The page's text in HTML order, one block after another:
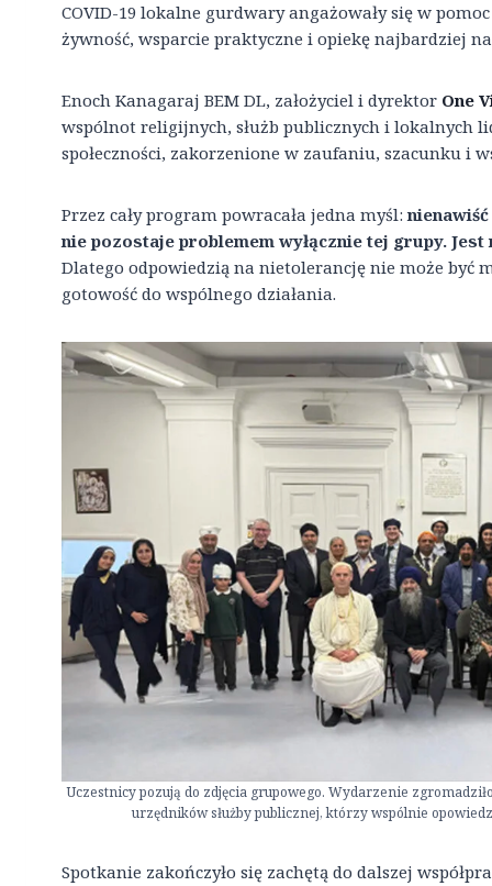
COVID-19 lokalne gurdwary angażowały się w
żywność, wsparcie praktyczne i opiekę najbardziej
Enoch Kanagaraj BEM DL, założyciel i dyrektor One
wspólnot religijnych, służb publicznych i lokalnych
społeczności, zakorzenione w zaufaniu, szacunku i
Przez cały program powracała jedna myśl:
nie pozostaje problemem wyłącznie tej grupy. Jest
Dlatego odpowiedzią na nietolerancję nie może być
gotowość do wspólnego działania.
Uczestnicy pozują do zdjęcia grupowego. Wydarzenie
urzędników służby publicznej, którzy wspólnie
Spotkanie zakończyło się zachętą do dalszej